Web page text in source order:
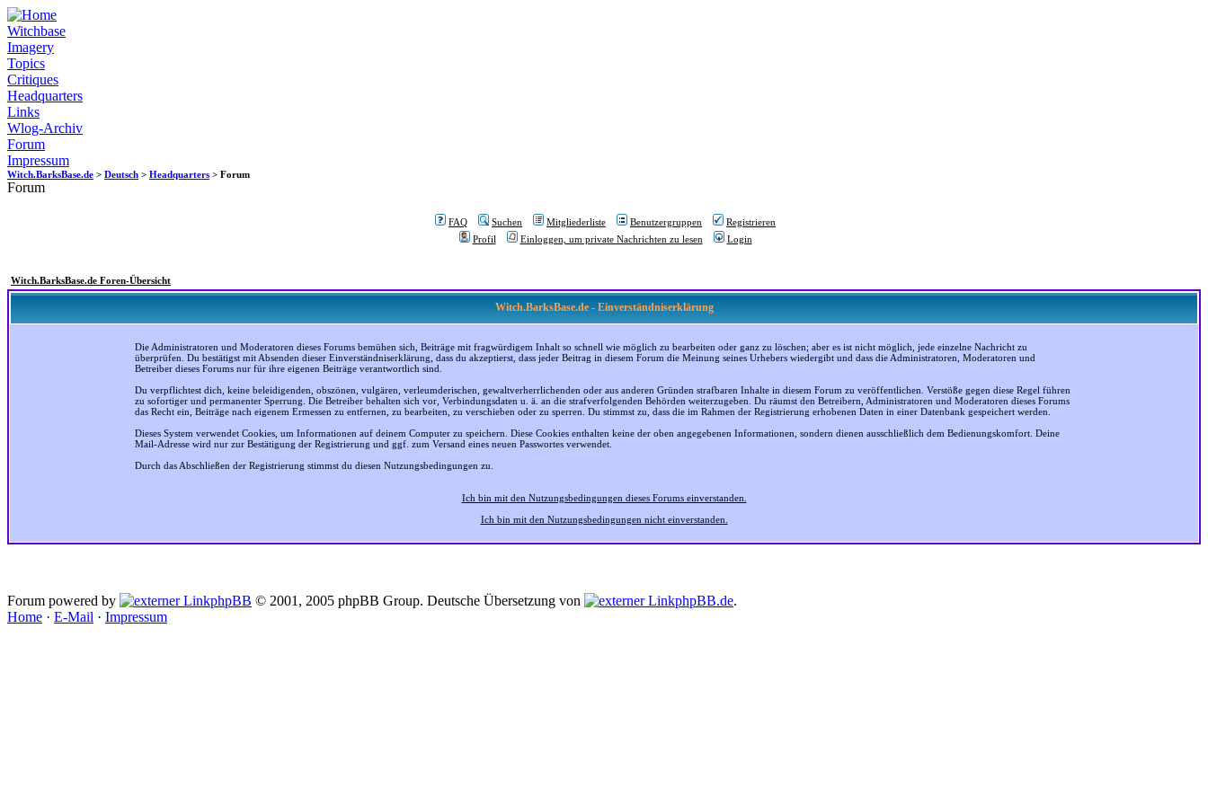
Witchbase
Imagery
Topics
Critiques
Headquarters
Links
Wlog-Archiv
Forum
Impressum
Witch.BarksBase.de > Deutsch > Headquarters > Forum
Forum
FAQ Suchen Mitgliederliste Benutzergruppen
Registrieren
Profil
Einloggen, um private Nachrichten zu lesen Login
Witch.BarksBase.de Foren-Übersicht
Witch.BarksBase.de - Einverständniserklärung
Die Administratoren und Moderatoren dieses Forums bemühen sich, Beiträge mit fragwürdigem Inhalt so schnell wie möglich zu bearbeiten oder ganz zu löschen; aber es ist nicht möglich, jede einzelne Nachricht zu
überprüfen. Du bestätigst mit Absenden dieser Einverständniserklärung, dass du akzeptierst, dass jeder Beitrag in diesem Forum die Meinung seines Urhebers wiedergibt und dass die Administratoren, Moderatoren und
Betreiber dieses Forums nur für ihre eigenen Beiträge verantwortlich sind.
Du verpflichtest dich, keine beleidigenden, obszönen, vulgären, verleumderischen, gewaltverherrlichenden oder aus anderen Gründen strafbaren Inhalte in diesem Forum zu veröffentlichen. Verstöße gegen diese Regel führen
zu sofortiger und permanenter Sperrung. Die Betreiber behalten sich vor, Verbindungsdaten u. ä. an die strafverfolgenden Behörden weiterzugeben. Du räumst den Betreibern, Administratoren und Moderatoren dieses Forums
das Recht ein, Beiträge nach eigenem Ermessen zu entfernen, zu bearbeiten, zu verschieben oder zu sperren. Du stimmst zu, dass die im Rahmen der Registrierung erhobenen Daten in einer Datenbank gespeichert werden.
Dieses System verwendet Cookies, um Informationen auf deinem Computer zu speichern. Diese Cookies enthalten keine der oben angegebenen Informationen, sondern dienen ausschließlich dem Bedienungskomfort. Deine
Mail-Adresse wird nur zur Bestätigung der Registrierung und ggf. zum Versand eines neuen Passwortes verwendet.
Durch das Abschließen der Registrierung stimmst du diesen Nutzungsbedingungen zu.
Ich bin mit den Nutzungsbedingungen dieses Forums einverstanden.
Ich bin mit den Nutzungsbedingungen nicht einverstanden.
Forum powered by phpBB © 2001, 2005 phpBB Group. Deutsche Übersetzung von phpBB.de.
Home · E-Mail · Impressum